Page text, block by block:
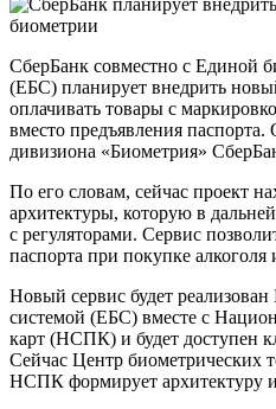
СберБанк совместно с Единой
(ЕБС) планирует внедрить
оплачивать товары с
вместо предъявления
дивизиона «Биометрия»
По его словам, сейчас проект
архитектуры, которую в
с регуляторами. Сервис
паспорта при покупке алкоголя
Новый сервис будет
системой (ЕБС) вместе с
карт (НСПК) и будет доступен
Сейчас Центр биометрических
НСПК формирует архитектуру